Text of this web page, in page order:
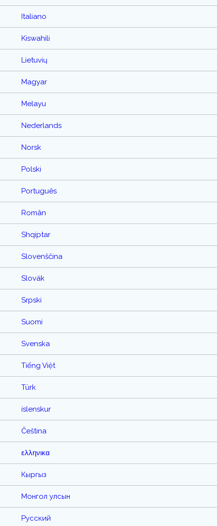
Italiano
Kiswahili
Lietuvių
Magyar
Melayu
Nederlands
Norsk
Polski
Português
Român
Shqiptar
Slovenščina
Slovák
Srpski
Suomi
Svenska
Tiếng Việt
Türk
íslenskur
Čeština
ελληνικα
Кыргыз
Монгол улсын
Русский